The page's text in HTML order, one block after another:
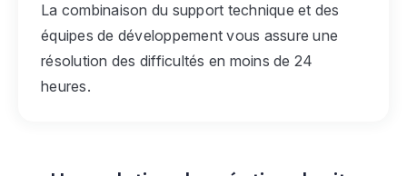
La combinaison du support technique et des
équipes de développement vous assure une
résolution des difficultés en moins de 24
heures.